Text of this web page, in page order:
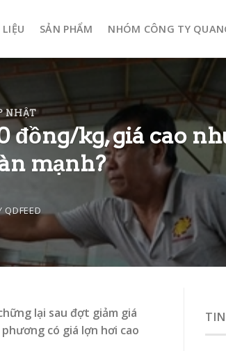
SẢN PHẨM NHÓM CÔNG TY
NHẬT
đồng/kg, giá cao
mạnh?
QDFEED
lại sau đợt giảm giá
có giá lợn hơi cao